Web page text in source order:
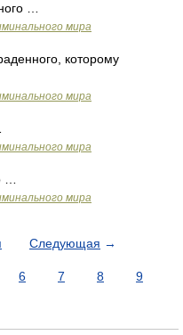
…
мира
которому
мира
мира
…
мира
Следующая →
6 7 8
9